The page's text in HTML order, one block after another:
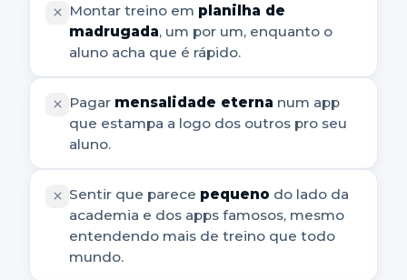
Montar treino em planilha de
madrugada, um por um, enquanto o
aluno acha que é rápido.
Pagar mensalidade eterna num app
que estampa a logo dos outros pro seu
aluno.
Sentir que parece pequeno do lado da
academia e dos apps famosos, mesmo
entendendo mais de treino que todo
mundo.